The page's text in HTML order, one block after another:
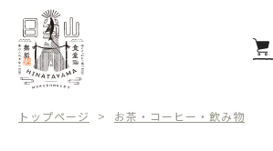
商品カテゴリー
トップページ お茶・コーヒー・飲み物